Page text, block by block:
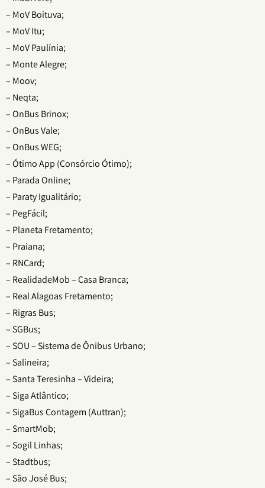
– MoV Boituva;
– MoV Itu;
– MoV Paulínia;
– Monte Alegre;
– Moov;
– Neqta;
– OnBus Brinox;
– OnBus Vale;
– OnBus WEG;
– Ótimo App (Consórcio Ótimo);
– Parada Online;
– Paraty Igualitário;
– PegFácil;
– Planeta Fretamento;
– Praiana;
– RNCard;
– RealidadeMob – Casa Branca;
– Real Alagoas Fretamento;
– Rigras Bus;
– SGBus;
– SOU – Sistema de Ônibus Urbano;
– Salineira;
– Santa Teresinha – Videira;
– Siga Atlântico;
– SigaBus Contagem (Auttran);
– SmartMob;
– Sogil Linhas;
– Stadtbus;
– São José Bus;